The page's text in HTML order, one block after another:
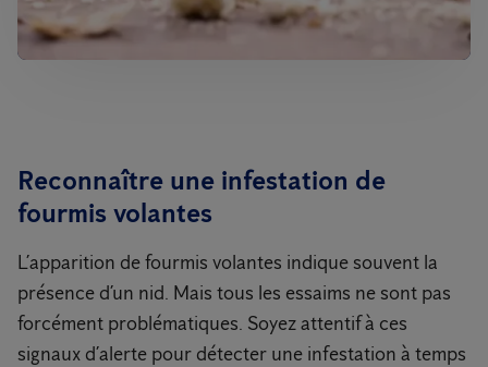
Reconnaître une infestation de
fourmis volantes
L’apparition de fourmis volantes indique souvent la
présence d’un nid. Mais tous les essaims ne sont pas
forcément problématiques. Soyez attentif à ces
signaux d’alerte pour détecter une infestation à temps